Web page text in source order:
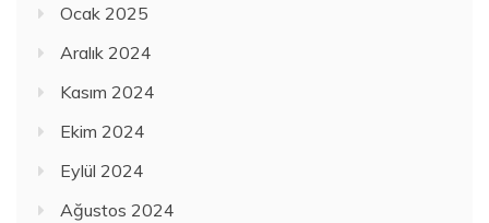
Ocak 2025
Aralık 2024
Kasım 2024
Ekim 2024
Eylül 2024
Ağustos 2024